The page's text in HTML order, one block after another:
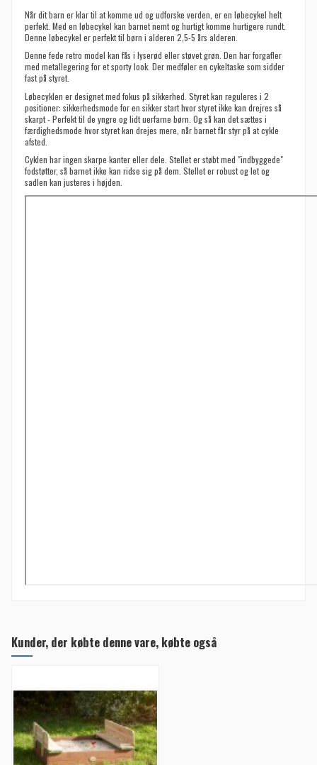
Når dit barn er klar til at komme ud og udforske verden, er en løbecykel helt
perfekt. Med en løbecykel kan barnet nemt og hurtigt komme hurtigere rundt.
Denne løbecykel er perfekt til børn i alderen 2,5-5 års alderen.
Denne fede retro model kan fås i lyserød eller støvet grøn. Den har forgafler
med metallegering for et sporty look. Der medføler en cykeltaske som sidder
fast på styret.
Løbecyklen er designet med fokus på sikkerhed. Styret kan reguleres i 2
positioner: sikkerhedsmode for en sikker start hvor styret ikke kan drejres så
skarpt - Perfekt til de yngre og lidt uerfarne børn. Og så kan det sættes i
færdighedsmode hvor styret kan drejes mere, når barnet får styr på at cykle
afsted.
Cyklen har ingen skarpe kanter eller dele. Stellet er støbt med "indbyggede"
fodstøtter, så barnet ikke kan ridse sig på dem. Stellet er robust og let og
sadlen kan justeres i højden.
Kunder, der købte denne vare, købte også